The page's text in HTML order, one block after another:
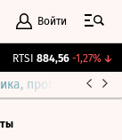
Войти
RTSI 884,56 -1,27%↓
прогнозы